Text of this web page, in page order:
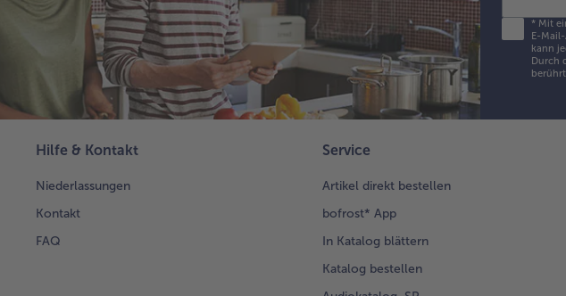
*Mit
E-
kann
Durch
Hilfe & Kontakt
Niederlassungen
Kontakt
FAQ
Service
Artikel direkt bestellen
bofrost* App
In Katalog blättern
Katalog bestellen